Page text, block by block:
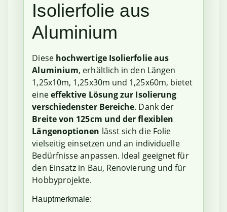
Isolierfolie aus
Aluminium
Diesehochwertige Isolierfolie aus
Aluminium, erhältlich in den Längen
1,25x10m, 1,25x30m und 1,25x60m, bietet
eineeffektive Lösung zur Isolierung
verschiedenster Bereiche. Dank der
Breite von 125cm und der flexiblen
Längenoptionen lässt sich die Folie
vielseitig einsetzen und an individuelle
Bedürfnisse anpassen. Ideal geeignet für
den Einsatz in Bau, Renovierung und für
Hobbyprojekte.
Hauptmerkmale: